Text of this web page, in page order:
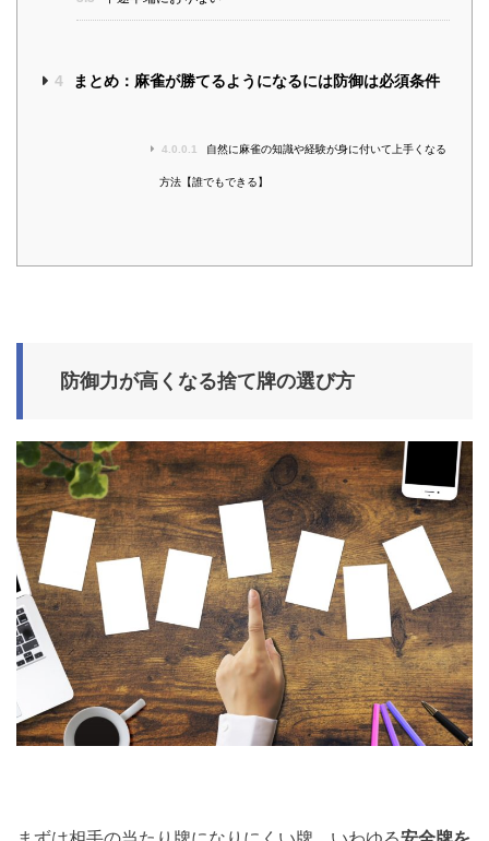
4 まとめ：麻雀が勝てるようになるには防御は必須条件
4.0.0.1 自然に麻雀の知識や経験が身に付いて上手くなる
方法【誰でもできる】
防御力が高くなる捨て牌の選び方